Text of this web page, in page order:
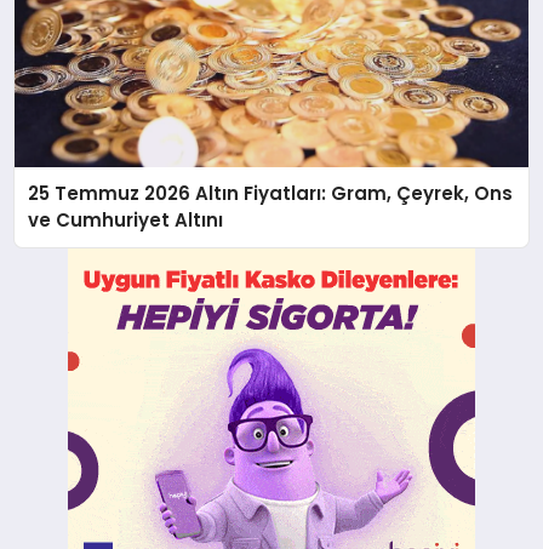
25 Temmuz 2026 Altın Fiyatları: Gram, Çeyrek, Ons
ve Cumhuriyet Altını